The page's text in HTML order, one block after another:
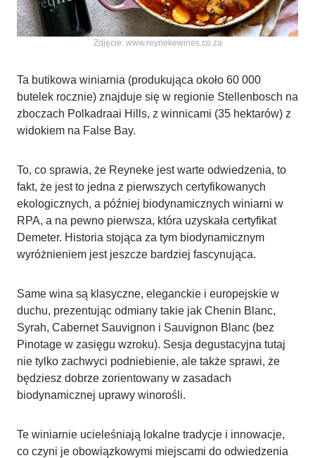
Zdjęcie: www.reynekewines.co.za
Ta butikowa winiarnia (produkująca około 60 000
butelek rocznie) znajduje się w regionie Stellenbosch na
zboczach Polkadraai Hills, z winnicami (35 hektarów) z
widokiem na False Bay.
To, co sprawia, że Reyneke jest warte odwiedzenia, to
fakt, że jest to jedna z pierwszych certyfikowanych
ekologicznych, a później biodynamicznych winiarni w
RPA, a na pewno pierwsza, która uzyskała certyfikat
Demeter. Historia stojąca za tym biodynamicznym
wyróżnieniem jest jeszcze bardziej fascynująca.
Same wina są klasyczne, eleganckie i europejskie w
duchu, prezentując odmiany takie jak Chenin Blanc,
Syrah, Cabernet Sauvignon i Sauvignon Blanc (bez
Pinotage w zasięgu wzroku). Sesja degustacyjna tutaj
nie tylko zachwyci podniebienie, ale także sprawi, że
będziesz dobrze zorientowany w zasadach
biodynamicznej uprawy winorośli.
Te winiarnie ucieleśniają lokalne tradycje i innowacje,
co czyni je obowiązkowymi miejscami do odwiedzenia